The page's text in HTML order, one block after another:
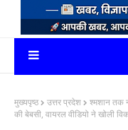
मुख्यपृष्ठ उत्तर प्रदेश
श्मशान तक
की बेबसी, वायरल वीडियो ने खोली